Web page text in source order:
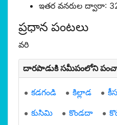
ఇతర వనరుల ద్వారా: 32
ప్రధాన పంటలు
వరి
దారపాడుకి సమీపంలోని
కడగండి కిల్లాడ
కుసిమి
కొండదా